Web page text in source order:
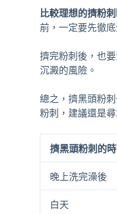
比較理想的擠粉
前，一定要先徹
擠完粉刺後，也
沉澱的風險。
總之，擠黑頭粉
粉刺，建議還是
擠黑頭粉刺的
晚上洗完澡後
白天